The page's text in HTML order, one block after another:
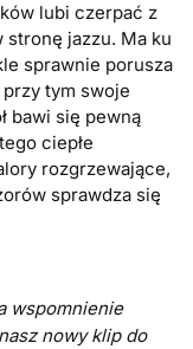
lubi czerpać z
jazzu. Ma ku
sprawnie porusza
tym swoje
bawi się pewną
ciepłe
rozgrzewające,
sprawdza się
wspomnienie
nowy klip do